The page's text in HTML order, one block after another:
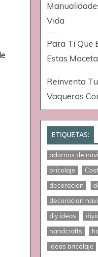
Vida
Para Ti Que
Estas
Reinventa
Vaqueros
ETIQUETAS:
adornos de
bricolaje
decoracion
decoracion
diy ideas
handcrafts
ideas bricolaje